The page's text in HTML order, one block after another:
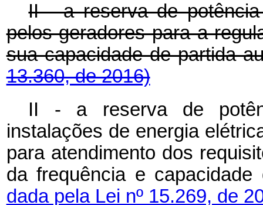
II - a reserva de potência
pelos geradores para a
sua capacidade de
13.360, de 2016)
II - a reserva de
instalações de energia
para atendimento dos
da frequência e
dada pela Lei nº 15.269, de